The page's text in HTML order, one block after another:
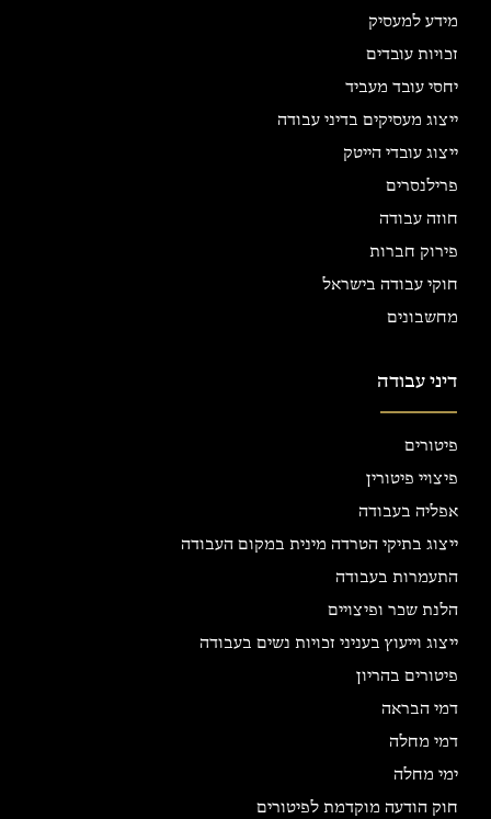
מידע למעסיק
זכויות עובדים
יחסי עובד מעביד
ייצוג מעסיקים בדיני עבודה
ייצוג עובדי הייטק
פרילנסרים
חוזה עבודה
פירוק חברות
חוקי עבודה בישראל
מחשבונים
דיני עבודה
פיטורים
פיצויי פיטורין
אפליה בעבודה
ייצוג בתיקי הטרדה מינית במקום העבודה
התעמרות בעבודה
הלנת שכר ופיצויים
ייצוג וייעוץ בעניני זכויות נשים בעבודה
פיטורים בהריון
דמי הבראה
דמי מחלה
ימי מחלה
חוק הודעה מוקדמת לפיטורים